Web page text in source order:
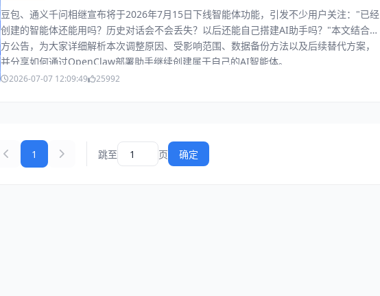
豆包、通义千问相继宣布将于2026年7月15日下线智能体功能，引发不少用户关注："已经
创建的智能体还能用吗？历史对话会不会丢失？以后还能自己搭建AI助手吗？"本文结合官
方公告，为大家详细解析本次调整原因、受影响范围、数据备份方法以及后续替代方案，
并分享如何通过OpenClaw部署助手继续创建属于自己的AI智能体。
2026-07-07 12:09:49 25992
1 跳至 页 确定